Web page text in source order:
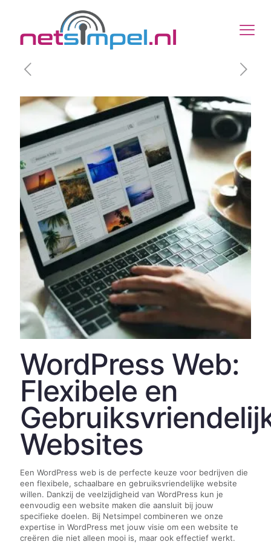
WordPress Web:
Flexibele en
Websites
Een WordPress web is de perfecte keuze voor bedrijven die
een flexibele, schaalbare en gebruiksvriendelijke website
willen. Dankzij de veelzijdigheid van WordPress kun je
eenvoudig een website maken die aansluit bij jouw
specifieke doelen. Bij Netsimpel combineren we onze
expertise in WordPress met jouw visie om een website te
creëren die niet alleen mooi is, maar ook effectief werkt.